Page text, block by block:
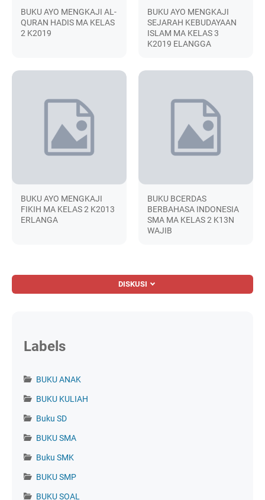
BUKU AYO MENGKAJI AL-
QURAN HADIS MA KELAS
2 K2019
BUKU AYO MENGKAJI
SEJARAH KEBUDAYAAN
ISLAM MA KELAS 3
K2019 ELANGGA
BUKU AYO MENGKAJI
FIKIH MA KELAS 2 K2013
ERLANGA
BUKU BCERDAS
BERBAHASA INDONESIA
SMA MA KELAS 2 K13N
WAJIB
DISKUSI
Labels
BUKU ANAK
BUKU KULIAH
Buku SD
BUKU SMA
Buku SMK
BUKU SMP
BUKU SOAL